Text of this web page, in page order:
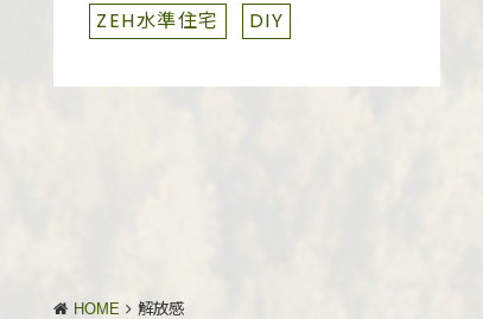
ZEH水準住宅
DIY
HOME 解放感